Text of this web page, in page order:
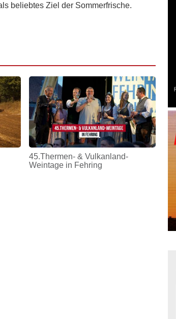
beliebtes Ziel der Sommerfrische.
45.Thermen- & Vulkanland-
Weintage in Fehring